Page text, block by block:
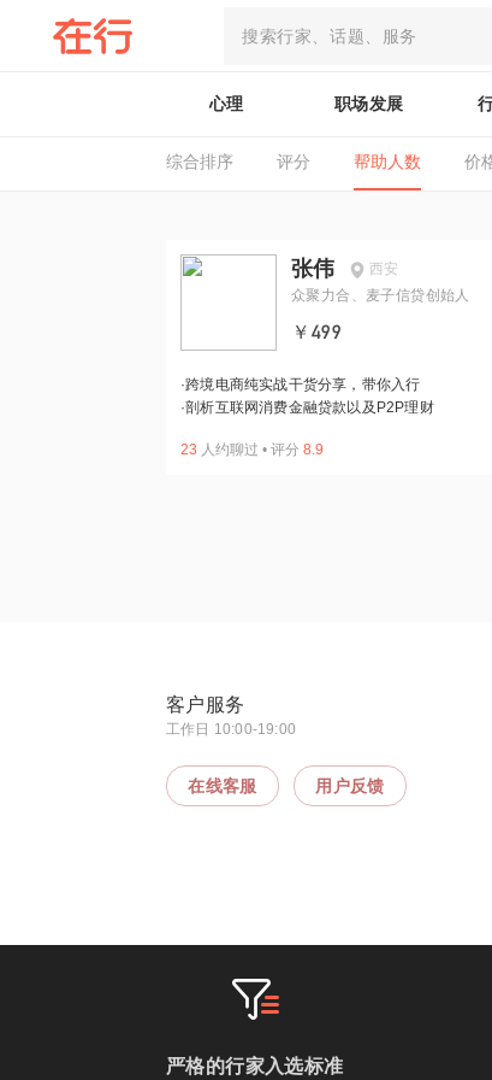
心理 职场发展
综合排序 评分 帮助人数 价
张伟
西安
众聚力合、麦子信贷创始人
￥499
·跨境电商纯实战干货分享，带你入行
·剖析互联网消费金融贷款以及P2P理财
23 人约聊过 • 评分 8.9
客户服务
工作日 10:00-19:00
在线客服 用户反馈
严格的行家入选标准